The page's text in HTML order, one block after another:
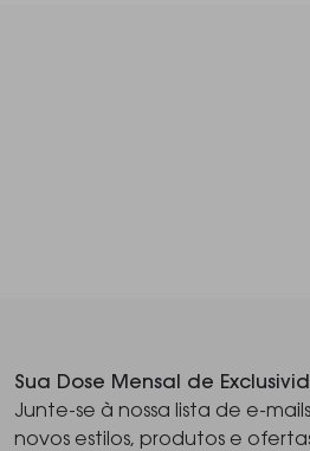
Sua Dose Mensal de
Junte-se à nossa lista de e-
novos estilos, produtos e